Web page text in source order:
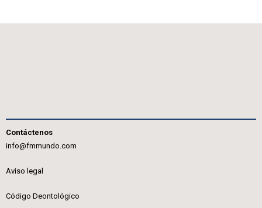
Contáctenos
info@fmmundo.com
Aviso legal
Código Deontológico